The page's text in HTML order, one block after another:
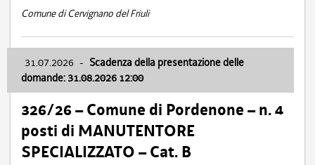
Comune di Cervignano del Friuli
31.07.2026 - Scadenza della presentazione delle
domande: 31.08.2026 12:00
326/26 – Comune di Pordenone – n. 4
posti di MANUTENTORE
SPECIALIZZATO – Cat. B